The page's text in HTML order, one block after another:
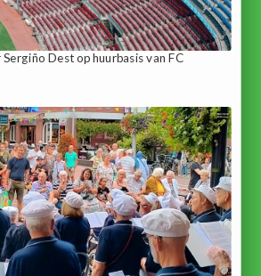
Dest op huurbasis van FC